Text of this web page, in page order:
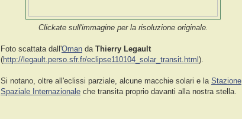
Clickate sull'immagine per la risoluzione originale.
Foto scattata dall'Oman da Thierry Legault
(http://legault.perso.sfr.fr/eclipse110104_solar_transit.html ).
Si notano, oltre all'eclissi parziale, alcune macchie solari e la Stazione
Spaziale Internazionale che transita proprio davanti alla nostra stella.